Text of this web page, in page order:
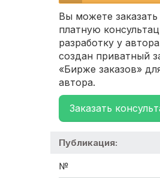
Вы можете заказать
платную
разработку у
создан приватный
«Бирже заказов»
автора.
Заказать
Публикация:
№